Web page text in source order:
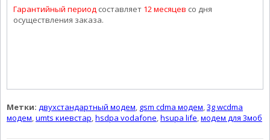
Гарантийный период составляет 12 месяцев со дня
осуществления заказа.
Метки: двухстандартный модем, gsm cdma модем,3g wcdma
модем,umts киевстар,hsdpa vodafone,hsupa life,модем для 3моб